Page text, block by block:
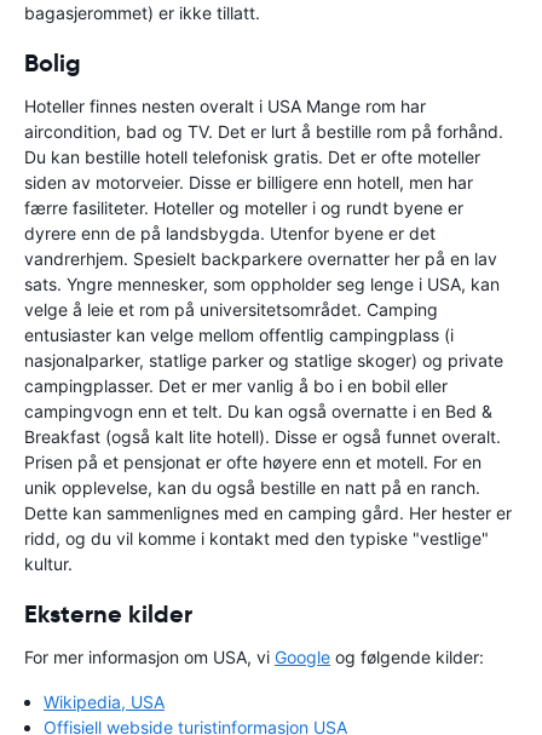
bagasjerommet) er ikke tillatt.
Bolig
Hoteller finnes nesten overalt i USA Mange rom har
aircondition, bad og TV. Det er lurt å bestille rom på forhånd.
Du kan bestille hotell telefonisk gratis. Det er ofte moteller
siden av motorveier. Disse er billigere enn hotell, men har
færre fasiliteter. Hoteller og moteller i og rundt byene er
dyrere enn de på landsbygda. Utenfor byene er det
vandrerhjem. Spesielt backparkere overnatter her på en lav
sats. Yngre mennesker, som oppholder seg lenge i USA, kan
velge å leie et rom på universitetsområdet. Camping
entusiaster kan velge mellom offentlig campingplass (i
nasjonalparker, statlige parker og statlige skoger) og private
campingplasser. Det er mer vanlig å bo i en bobil eller
campingvogn enn et telt. Du kan også overnatte i en Bed &
Breakfast (også kalt lite hotell). Disse er også funnet overalt.
Prisen på et pensjonat er ofte høyere enn et motell. For en
unik opplevelse, kan du også bestille en natt på en ranch.
Dette kan sammenlignes med en camping gård. Her hester er
ridd, og du vil komme i kontakt med den typiske "vestlige"
kultur.
Eksterne kilder
For mer informasjon om USA, vi Google og følgende kilder:
Wikipedia, USA
Offisiell webside turistinformasjon USA